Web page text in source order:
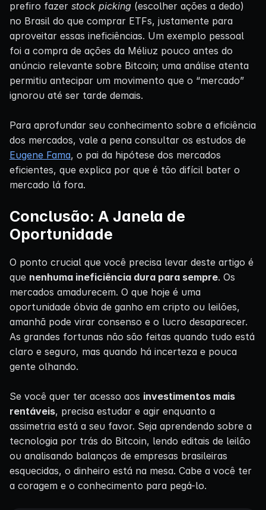
prefiro fazer stock picking (escolher ações a dedo)
no Brasil do que comprar ETFs, justamente para
aproveitar essas ineficiências. Um exemplo pessoal
foi a compra de ações da Méliuz pouco antes do
anúncio relevante sobre Bitcoin; uma análise atenta
permitiu antecipar um movimento que o “mercado”
ignorou até ser tarde demais.
Para aprofundar seu conhecimento sobre a eficiência
dos mercados, vale a pena consultar os estudos de
Eugene Fama, o pai da hipótese dos mercados
eficientes, que explica por que é tão difícil bater o
mercado lá fora.
Conclusão: A Janela de
Oportunidade
O ponto crucial que você precisa levar deste artigo é
que nenhuma ineficiência dura para sempre. Os
mercados amadurecem. O que hoje é uma
oportunidade óbvia de ganho em cripto ou leilões,
amanhã pode virar consenso e o lucro desaparecer.
As grandes fortunas não são feitas quando tudo está
claro e seguro, mas quando há incerteza e pouca
gente olhando.
Se você quer ter acesso aos investimentos mais
rentáveis, precisa estudar e agir enquanto a
assimetria está a seu favor. Seja aprendendo sobre a
tecnologia por trás do Bitcoin, lendo editais de leilão
ou analisando balanços de empresas brasileiras
esquecidas, o dinheiro está na mesa. Cabe a você ter
a coragem e o conhecimento para pegá-lo.